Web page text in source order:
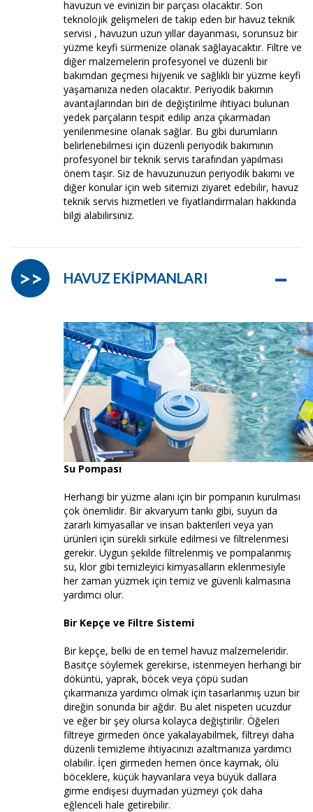
havuzun ve evinizin bir parçası olacaktır. Son
teknolojik gelişmeleri de takip eden bir havuz teknik
servisi , havuzun uzun yıllar dayanması, sorunsuz bir
yüzme keyfi sürmenize olanak sağlayacaktır. Filtre ve
diğer malzemelerin profesyonel ve düzenli bir
bakımdan geçmesi hijyenik ve sağlıklı bir yüzme keyfi
yaşamanıza neden olacaktır. Periyodik bakımın
avantajlarından biri de değiştirilme ihtiyacı bulunan
yedek parçaların tespit edilip arıza çıkarmadan
yenilenmesine olanak sağlar. Bu gibi durumların
belirlenebilmesi için düzenli periyodik bakımının
profesyonel bir teknik servis tarafından yapılması
önem taşır. Siz de havuzunuzun periyodik bakımı ve
diğer konular için web sitemizi ziyaret edebilir, havuz
teknik servis hizmetleri ve fiyatlandırmaları hakkında
bilgi alabilirsiniz.
HAVUZ EKİPMANLARI –
>>
Su Pompası
Herhangi bir yüzme alanı için bir pompanın kurulması
çok önemlidir. Bir akvaryum tankı gibi, suyun da
zararlı kimyasallar ve insan bakterileri veya yan
ürünleri için sürekli sirküle edilmesi ve filtrelenmesi
gerekir. Uygun şekilde filtrelenmiş ve pompalanmış
su, klor gibi temizleyici kimyasalların eklenmesiyle
her zaman yüzmek için temiz ve güvenli kalmasına
yardımcı olur.
Bir Kepçe ve Filtre Sistemi
Bir kepçe, belki de en temel havuz malzemeleridir.
Basitçe söylemek gerekirse, istenmeyen herhangi bir
döküntü, yaprak, böcek veya çöpü sudan
çıkarmanıza yardımcı olmak için tasarlanmış uzun bir
direğin sonunda bir ağdır. Bu alet nispeten ucuzdur
ve eğer bir şey olursa kolayca değiştirilir. Öğeleri
filtreye girmeden önce yakalayabilmek, filtreyi daha
düzenli temizleme ihtiyacınızı azaltmanıza yardımcı
olabilir. İçeri girmeden hemen önce kaymak, ölü
böceklere, küçük hayvanlara veya büyük dallara
girme endişesi duymadan yüzmeyi çok daha
eğlenceli hale getirebilir.